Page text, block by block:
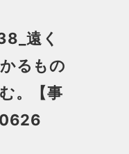
遠く
るもの
。【事